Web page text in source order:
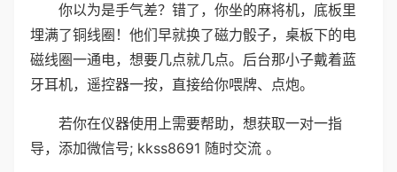
你以为是手气差？错了，你坐的麻将机，底板里
埋满了铜线圈！他们早就换了磁力骰子，桌板下的电
磁线圈一通电，想要几点就几点。后台那小子戴着蓝
牙耳机，遥控器一按，直接给你喂牌、点炮。
若你在仪器使用上需要帮助，想获取一对一指
导，添加微信号; kkss8691 随时交流 。